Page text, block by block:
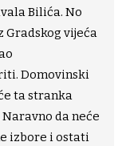
Bilića. No
Gradskog vijeća
Domovinski
ta stranka
da neće
izbore i ostati